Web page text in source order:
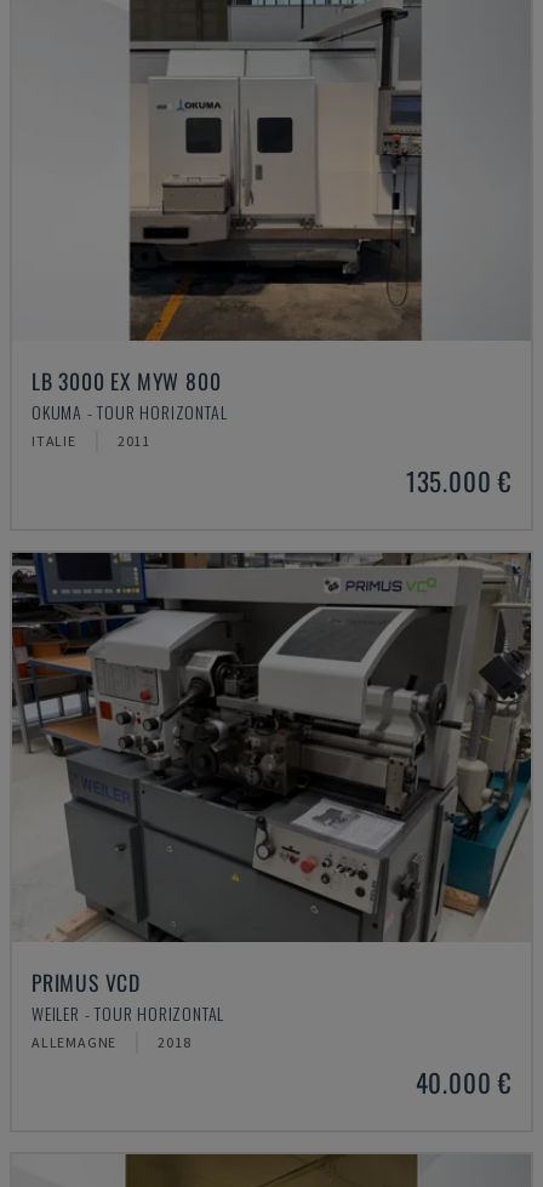
LB 3000 EX MYW 800
OKUMA - TOUR HORIZONTAL
ITALIE 2011
135.000 €
PRIMUS VCD
WEILER - TOUR HORIZONTAL
ALLEMAGNE 2018
40.000 €